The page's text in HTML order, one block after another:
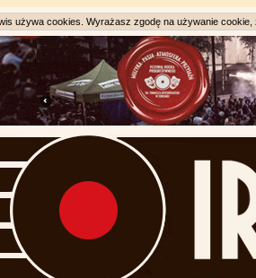
używa cookies. Wyrażasz zgodę na używanie